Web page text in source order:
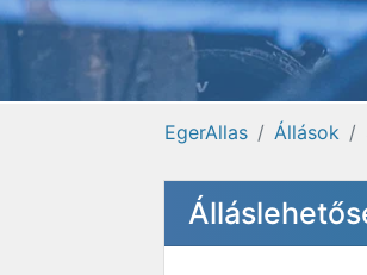
EgerAllas Állások